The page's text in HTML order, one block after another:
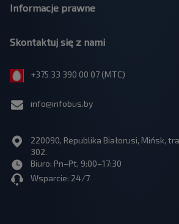
Informacje prawne
Skontaktuj się z nami
+375 33 390 00 07 (МТС)
info@infobus.by
220090, Republika Białorusi, Mińsk,
302.
Biuro: Pn–Pt, 9:00–17:30
Wsparcie: 24/7